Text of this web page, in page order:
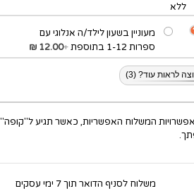
ללא
מעוניין בשעון לילד/ה אנלוגי עם
ספרות 1-12 בתוספת
+
12.00 ₪
לראות עוד? (3)
המשלוח האפשריות, כאשר תגיע
משלוח לסניף הדואר תוך 7 ימי עסקים